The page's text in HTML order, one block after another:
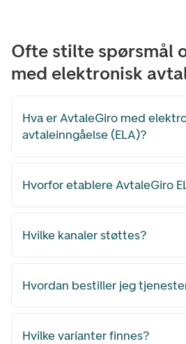
Ofte stilte spørsmål
med elektronisk
Hva er AvtaleGiro med
avtaleinngåelse (ELA)?
Hvorfor etablere AvtaleGiro
Hvilke kanaler støttes?
Hvordan bestiller jeg
Hvilke varianter finnes?